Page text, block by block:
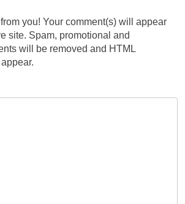
you! Your comment(s) will appear
site. Spam, promotional and
will be removed and HTML